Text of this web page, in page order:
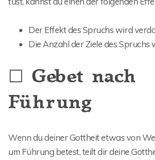
Der Effekt des Spruchs wird
Die Anzahl der Ziele des
☐ Gebet nach
Führung
Wenn du deiner Gottheit etwas von
um Führung betest, teilt dir deine